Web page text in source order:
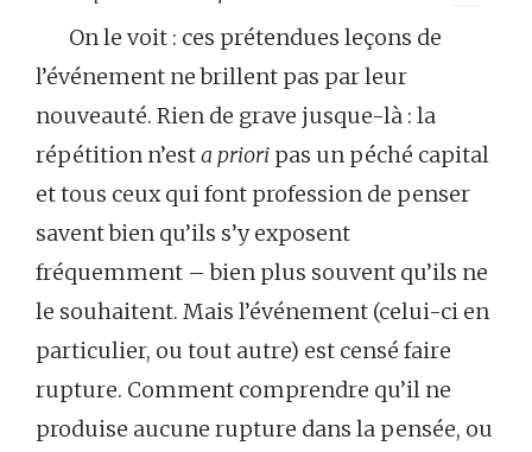
On le voit : ces prétendues leçons de
l’événement ne brillent pas par leur
nouveauté. Rien de grave jusque-là : la
répétition n’esta priori pas un péché capital
et tous ceux qui font profession de penser
savent bien qu’ils s’y exposent
fréquemment – bien plus souvent qu’ils ne
le souhaitent. Mais l’événement (celui-ci en
particulier, ou tout autre) est censé faire
rupture. Comment comprendre qu’il ne
produise aucune rupture dans la pensée, ou